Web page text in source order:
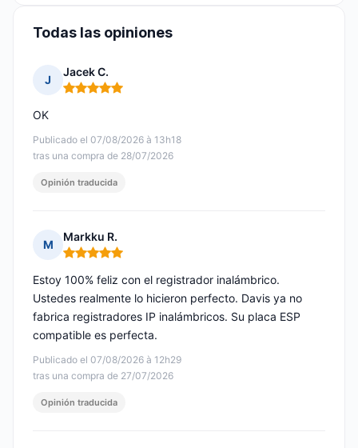
Todas las opiniones
J
Jacek C.
Nota: 5 de 5
Publicado el 07/08/2026 à 13h18
tras una compra de 28/07/2026
OK
Opinión traducida
M
Markku R.
Nota: 5 de 5
Publicado el 07/08/2026 à 12h29
tras una compra de 27/07/2026
Estoy 100% feliz con el registrador inalámbrico.
Ustedes realmente lo hicieron perfecto. Davis ya no
fabrica registradores IP inalámbricos. Su placa ESP
compatible es perfecta.
Opinión traducida